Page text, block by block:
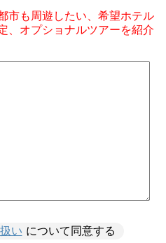
市も周遊したい、希望ホテル
、オプショナルツアーを紹介
い について同意する